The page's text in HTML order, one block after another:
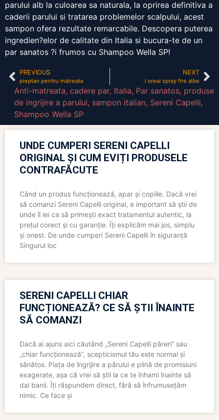
parului alb la culoarea sa naturala, la oprirea definitiva a
caderii parului si tratarea problemelor scalpului, acest
sampon ofera rezultate remarcabile. Descopera puterea
ingredien?elor de calitate din Italia si bucura-te de un
par sanatos ?i frumos cu Shampoo Wella SP!
PREVIOUS
pieptan pentru matreata
NEXT
l oreal spray fire albe
Anti-matreata, cadere par, Italia, Par sanatos, produse
de ingrijire a parului, sampon italian, Sereni Capelli,
Shampoo Wella SP
UNDE CUMPERI SERENI CAPELLI
ORIGINAL ȘI CUM EVIȚI PRODUSELE
CONTRAFĂCUTE
Când un produs funcționează, apar și copiile. Dacă vrei
să comanzi Sereni Capelli original, e important să știi de
unde îl iei ca să primești exact tratamentul autentic, la
prețul corect și cu garanție. Îți explicăm mai jos, simplu
și onest. De unde cumperi Sereni Capelli în siguranță
Singurul loc
SERENI CAPELLI CHIAR
FUNCȚIONEAZĂ? CE SĂ ȘTII ÎNAINTE
SĂ COMANZI
Dacă ai ajuns aici căutând „Sereni Capelli păreri” sau
„chiar funcționează”, scepticismul tău este normal și
sănătos. Piața de îngrijire a părului e plină de promisiuni
exagerate, așa că vrei să știi la ce te înhami înainte să
dai banii. Îți răspundem direct, fără să înfrumusețăm
nimic. Ce face și